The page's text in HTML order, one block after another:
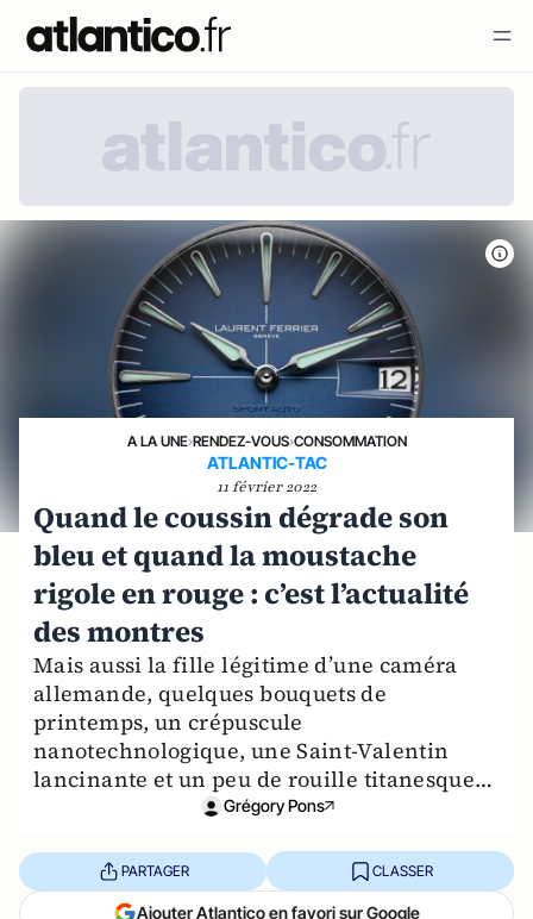
A LA UNE›RENDEZ-VOUS›CONSOMMATION
ATLANTIC-TAC
11 février 2022
Quand le coussin dégrade son
bleu et quand la moustache
rigole en rouge : c’est l’actualité
des montres
Mais aussi la fille légitime d’une caméra
allemande, quelques bouquets de
printemps, un crépuscule
nanotechnologique, une Saint-Valentin
lancinante et un peu de rouille titanesque…
Grégory Pons
PARTAGER CLASSER
Ajouter Atlantico en favori sur Google